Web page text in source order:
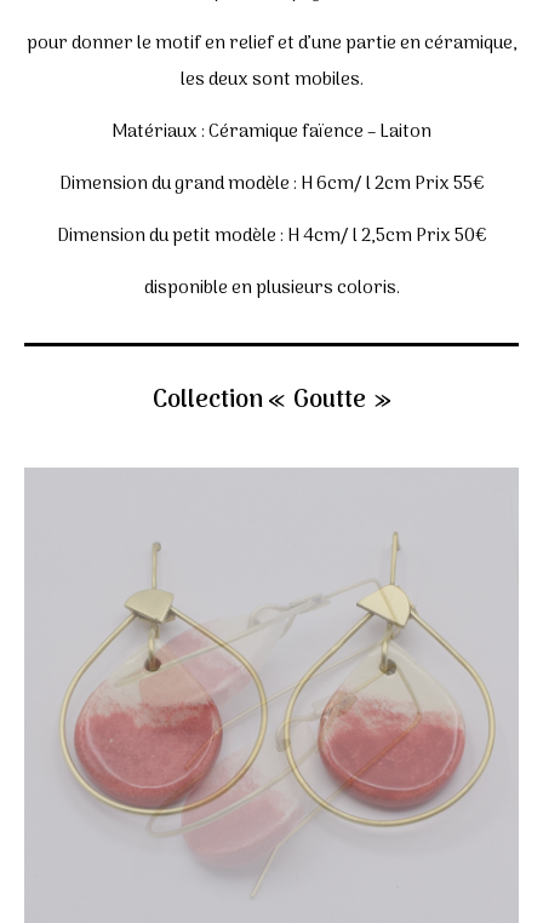
pour donner le motif en relief et d’une partie en céramique,
les deux sont mobiles.
Matériaux : Céramique faïence – Laiton
Dimension du grand modèle : H 6cm/ l 2cm Prix 55€
Dimension du petit modèle : H 4cm/ l 2,5cm Prix 50€
disponible en plusieurs coloris.
Collection « Goutte »